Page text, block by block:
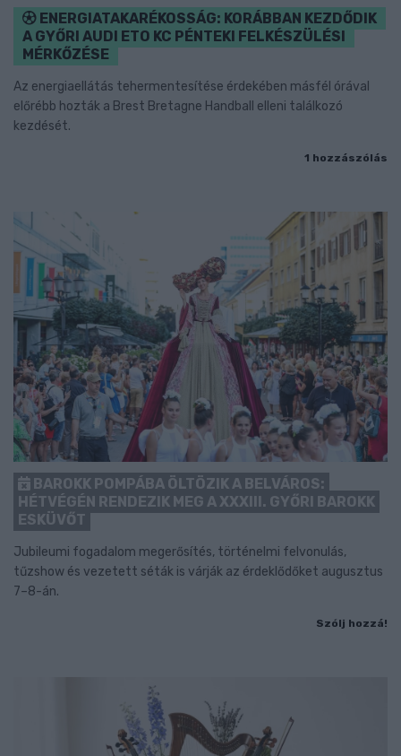
ENERGIATAKARÉKOSSÁG: KORÁBBAN KEZDŐDIK
A GYŐRI AUDI ETO KC PÉNTEKI FELKÉSZÜLÉSI
MÉRKŐZÉSE
Az energiaellátás tehermentesítése érdekében másfél órával
előrébb hozták a Brest Bretagne Handball elleni találkozó
kezdését.
1 hozzászólás
BAROKK POMPÁBA ÖLTÖZIK A BELVÁROS:
HÉTVÉGÉN RENDEZIK MEG A XXXIII. GYŐRI BAROKK
ESKÜVŐT
Jubileumi fogadalom megerősítés, történelmi felvonulás,
tűzshow és vezetett séták is várják az érdeklődőket augusztus
7–8-án.
Szólj hozzá!